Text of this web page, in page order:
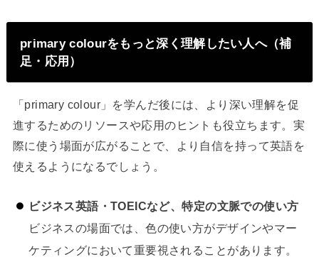
primary colourをもっと深く理解したい人へ（補
足・応用）
「primary colour」を学んだ後には、より深い理解を促
進するためのリソースや応用のヒントも役立ちます。実
際に使う場面が広がることで、より自信を持って英語を
使えるようになるでしょう。
ビジネス英語・TOEICなど、特定の文脈での使い方
ビジネスの場面では、色の使い方がデザインやマー
ケティングにおいて重要視されることがあります。